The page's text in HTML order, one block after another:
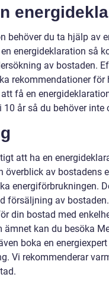
behöver du ta hjälp av
energideklaration så
av bostaden.
rekommendationer
få en
10 år så du behöver
att ha en
överblick av
energiförbrukningen.
försäljning av
din bostad med
kan du besöka
boka en
Vi rekommenderar